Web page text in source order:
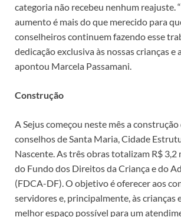
categoria não recebeu nenhum reajuste.
aumento é mais do que merecido para
conselheiros continuem fazendo esse
dedicação exclusiva às nossas crianças e
apontou Marcela Passamani.
Construção
A Sejus começou neste mês a construção
conselhos de Santa Maria, Cidade
Nascente. As três obras totalizam R$ 3,2
do Fundo dos Direitos da Criança e do
(FDCA-DF). O objetivo é oferecer aos
servidores e, principalmente, às crianças
melhor espaço possível para um